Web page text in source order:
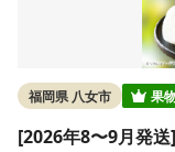
福岡県 八女市 果
[2026年8〜9月発